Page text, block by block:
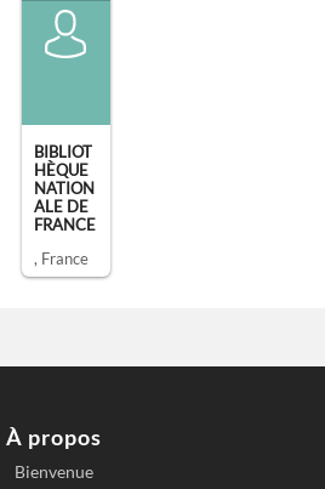
BIBLIOT
HÈQUE
NATION
ALE DE
FRANCE
, France
À propos
Bienvenue